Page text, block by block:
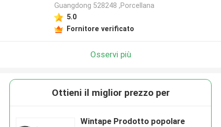
Guangdong 528248 ,Porcellana
5.0
Fornitore verificato
Osservi più
Ottieni il miglior prezzo per
Wintape Prodotto popolare